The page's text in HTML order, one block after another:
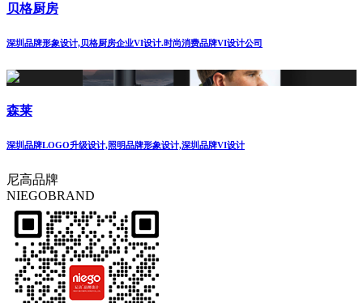
贝格厨房
深圳品牌形象设计,贝格厨房企业VI设计.时尚消费品牌VI设计公司
森莱
深圳品牌LOGO升级设计,照明品牌形象设计,深圳品牌VI设计
尼高品牌
NIEGOBRAND